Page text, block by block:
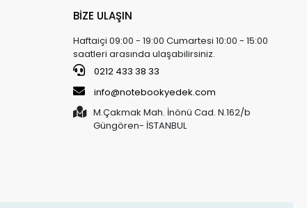
BİZE ULAŞIN
Haftaiçi 09:00 - 19:00 Cumartesi 10:00 - 15:00
saatleri arasında ulaşabilirsiniz.
0212 433 38 33
info@notebookyedek.com
M.Çakmak Mah. İnönü Cad. N.162/b
Güngören- İSTANBUL